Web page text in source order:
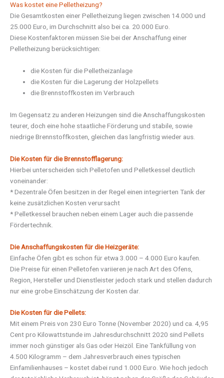
Was kostet eine Pelletheizung?
Die Gesamtkosten einer Pelletheizung liegen zwischen 14.000 und
25.000 Euro, im Durchschnitt also bei ca. 20.000 Euro.
Diese Kostenfaktoren müssen Sie bei der Anschaffung einer
Pelletheizung berücksichtigen:
die Kosten für die Pelletheizanlage
die Kosten für die Lagerung der Holzpellets
die Brennstoffkosten im Verbrauch
Im Gegensatz zu anderen Heizungen sind die Anschaffungskosten
teurer, doch eine hohe staatliche Förderung und stabile, sowie
niedrige Brennstoffkosten, gleichen das langfristig wieder aus.
Die Kosten für die Brennstofflagerung:
Hierbei unterscheiden sich Pelletofen und Pelletkessel deutlich
voneinander:
* Dezentrale Öfen besitzen in der Regel einen integrierten Tank der
keine zusätzlichen Kosten verursacht
* Pelletkessel brauchen neben einem Lager auch die passende
Fördertechnik.
Die Anschaffungskosten für die Heizgeräte:
Einfache Öfen gibt es schon für etwa 3.000 – 4.000 Euro kaufen.
Die Preise für einen Pelletofen variieren je nach Art des Ofens,
Region, Hersteller und Dienstleister jedoch stark und stellen dadurch
nur eine grobe Einschätzung der Kosten dar.
Die Kosten für die Pellets:
Mit einem Preis von 230 Euro Tonne (November 2020) und ca. 4,95
Cent pro Kilowattstunde im Jahresdurchschnitt 2020 sind Pellets
immer noch günstiger als Gas oder Heizöl. Eine Tankfüllung von
4.500 Kilogramm – dem Jahresverbrauch eines typischen
Einfamilienhauses – kostet dabei rund 1.000 Euro. Wie hoch jedoch